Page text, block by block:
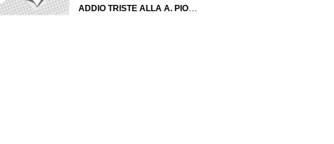
ADDIO TRISTE ALLA A. PIO